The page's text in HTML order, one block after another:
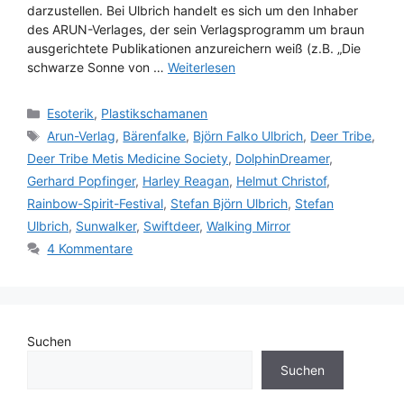
darzustellen. Bei Ulbrich handelt es sich um den Inhaber
des ARUN-Verlages, der sein Verlagsprogramm um braun
ausgerichtete Publikationen anzureichern weiß (z.B. „Die
schwarze Sonne von … Weiterlesen
Kategorien
Esoterik, Plastikschamanen
Schlagwörter
Arun-Verlag, Bärenfalke, Björn Falko Ulbrich, Deer Tribe,
Deer Tribe Metis Medicine Society, DolphinDreamer,
Gerhard Popfinger, Harley Reagan, Helmut Christof,
Rainbow-Spirit-Festival, Stefan Björn Ulbrich, Stefan
Ulbrich, Sunwalker, Swiftdeer, Walking Mirror
4 Kommentare
Suchen
Suchen